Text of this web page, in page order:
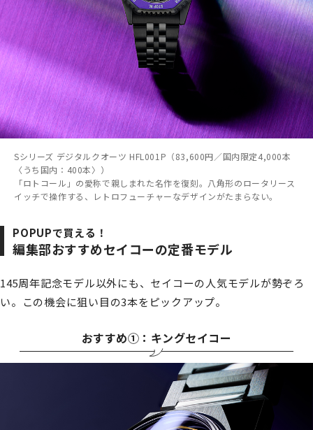
Sシリーズ デジタルクオーツ HFL001P（83,600円／国内限定4,000本
〈うち国内：400本〉）
「ロトコール」の愛称で親しまれた名作を復刻。八角形のロータリース
イッチで操作する、レトロフューチャーなデザインがたまらない。
POPUPで買える！
編集部おすすめセイコーの定番モデル
145周年記念モデル以外にも、セイコーの人気モデルが勢ぞろ
い。この機会に狙い目の3本をピックアップ。
おすすめ①：キングセイコー